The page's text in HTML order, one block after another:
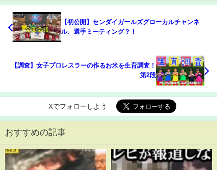
【初公開】センダイガールズグローカルチャンネ
ル、選手ミーティング？！
【調査】女子プロレスラーの作るお米を生育調査！
第2段
Xでフォローしよう
おすすめの記事